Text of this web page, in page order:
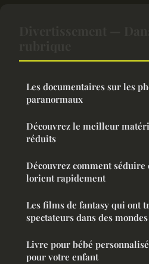
Les documentaires sur les
paranormaux
Découvrez le meilleur
réduits
Découvrez comment séduire
lorient rapidement
Les films de fantasy qui ont
spectateurs dans des
Livre pour bébé
pour votre enfant